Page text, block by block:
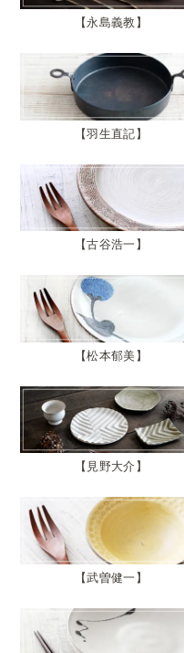
永島義教
羽生直記
古谷浩一
松本郁美
見野大介
武曽健一